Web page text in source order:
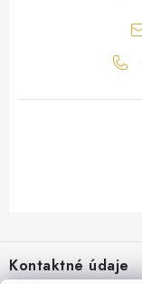
pKontaktné údaje